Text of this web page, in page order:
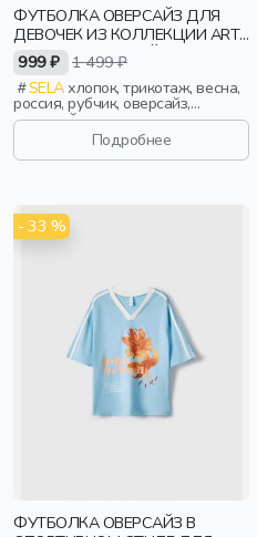
ФУТБОЛКА ОВЕРСАЙЗ ДЛЯ
ДЕВОЧЕК ИЗ КОЛЛЕКЦИИ ART
PEOPLE С АВРОРОЙ
ЕФИМОВОЙ
999 ₽ 1 499 ₽
SELAхлопок, трикотаж, весна,
россия, рубчик, оверсайз,
короткий рукав, короткие,
свободные, клетка, вырез,
круглый вырез, девочки, дети
Подробнее
- 33 %
ФУТБОЛКА ОВЕРСАЙЗ В